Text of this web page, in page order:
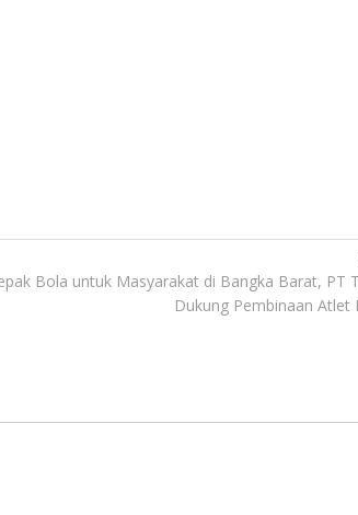
Bola untuk Masyarakat di Bangka Barat, PT
Dukung Pembinaan Atlet